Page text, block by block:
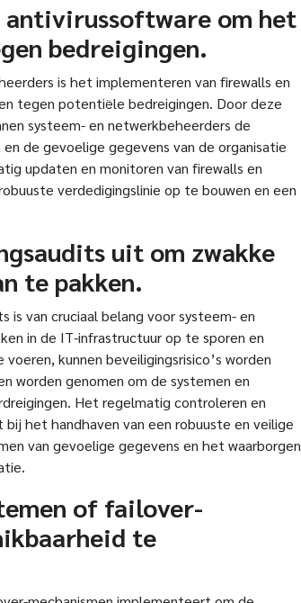
om het
bedreigingen.
is het implementeren van firewalls en
tegen potentiële bedreigingen. Door deze
systeem- en netwerkbeheerders de
de gevoelige gegevens van de organisatie
updaten en monitoren van firewalls en
verdedigingslinie op te bouwen en een
uit om zwakke
te pakken.
van cruciaal belang voor systeem- en
in de IT-infrastructuur op te sporen en
kunnen beveiligingsrisico’s worden
worden genomen om de systemen en
Het regelmatig controleren en
het handhaven van een robuuste en veilige
van gevoelige gegevens en het waarborgen
of failover-
te